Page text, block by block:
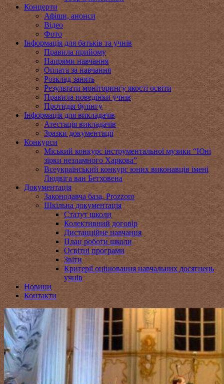
Концерти
Афіши, анонси
Відео
Фото
Інформація для батьків та учнів
Правила прийому
Напрями навчання
Оплата за навчання
Розклад занять
Результати моніторингу якості освіти
Правила поведінки учнів
Протидія булінгу
Інформація для викладачів
Атестація викладачів
Зразки документації
Конкурси
Міський конкурс інструментальної музики “Юні
зірки незламного Харкова”
Всеукраїнський конкурс юних виконавців імені
Людвіга ван Бетховена
Документація
Законодавча база, Prozzoro
Шкільна документація
Статут школи
Колективний договір
Дистанційне навчання
План роботи школи
Освітні програми
Звіти
Критерії оцінювання навчальних досягнень
учнів
Новини
Контакти